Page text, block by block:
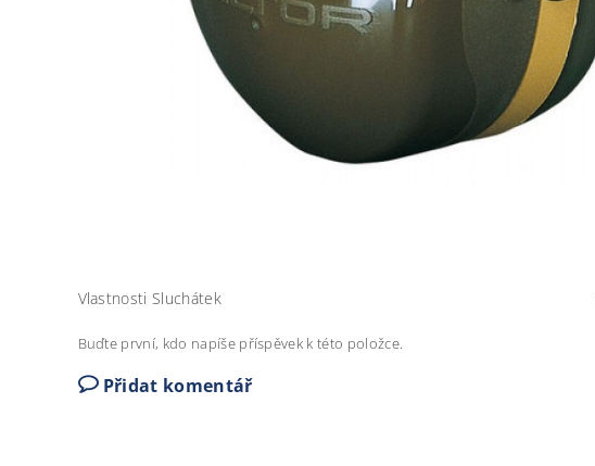
Vlastnosti Sluchátek
Buďte první, kdo napíše příspěvek k této položce.
Přidat komentář